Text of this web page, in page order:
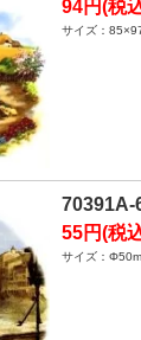
94円(税
サイズ：
70391A-
55円(税
サイズ：